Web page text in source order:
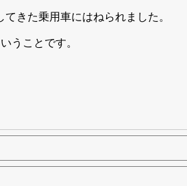
きた乗用車にはねられました。
うことです。